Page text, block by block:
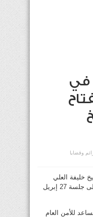
في
وقضايا
خليفة العلي
والفريق المتقاعد عبدالفتاح العلي الى جلسة 27 إبريل
للأمن العام